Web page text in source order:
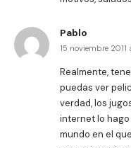
Pablo
15 noviembre 2011
Realmente,
puedas ver
verdad, los
internet lo
mundo en el